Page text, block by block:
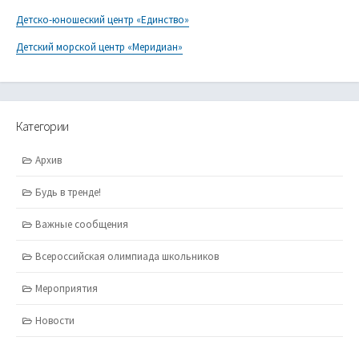
Детско-юношеский центр «Единство»
Детский морской центр «Меридиан»
Категории
Архив
Будь в тренде!
Важные сообщения
Всероссийская олимпиада школьников
Мероприятия
Новости